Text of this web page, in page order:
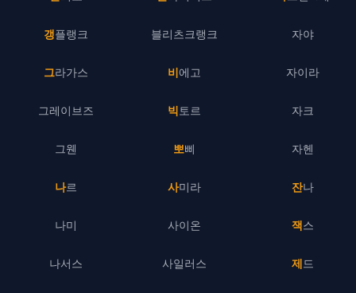
갱플랭크
그라가스
그레이브즈
그웬
나르
나미
나서스
블리츠크랭크
비에고
빅토르
뽀삐
사미라
사이온
사일러스
자야
자이라
자크
자헨
잔나
잭스
제드